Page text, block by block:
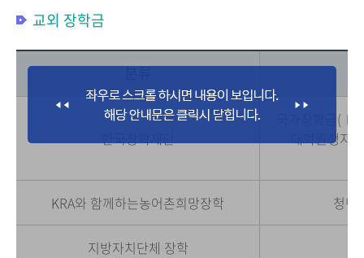
교외 장학금
분류
한국장학재단
국가장학금
대학원생지
KRA와 함께하는농어촌희망장학 청년
지방자치단체 장학